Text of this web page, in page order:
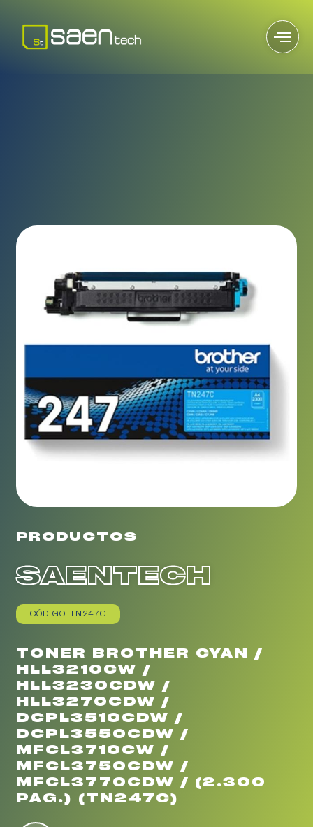
PRODUCTOS
SAENTECH
CÓDIGO: TN247C
TONER BROTHER CYAN /
HLL3210CW /
HLL3230CDW /
HLL3270CDW /
DCPL3510CDW /
DCPL3550CDW /
MFCL3710CW /
MFCL3750CDW /
MFCL3770CDW / (2.300
PAG.) (TN247C)